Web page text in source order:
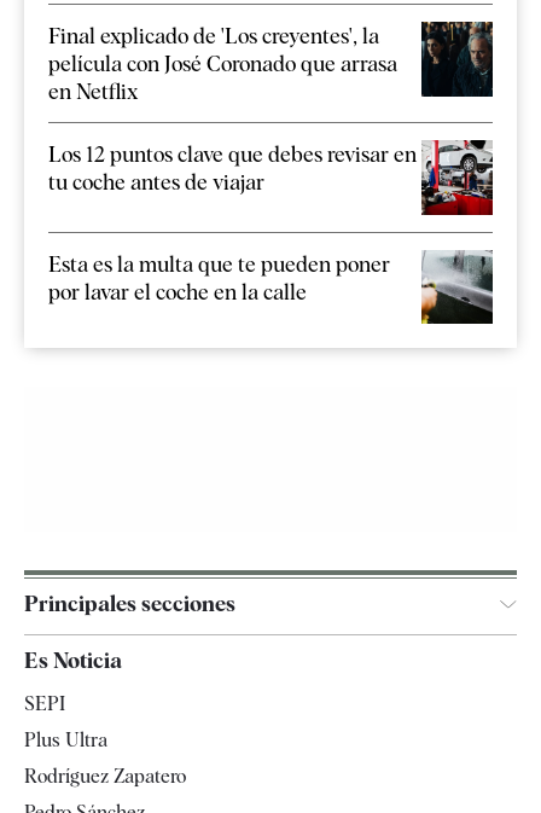
Final explicado de 'Los creyentes', la
película con José Coronado que arrasa
en Netflix
Los 12 puntos clave que debes revisar en
tu coche antes de viajar
Esta es la multa que te pueden poner
por lavar el coche en la calle
Principales secciones
España
Televisión
Es Noticia
SEPI
Plus Ultra
Rodríguez Zapatero